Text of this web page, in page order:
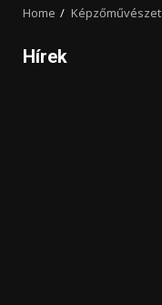
Home Képzőművészet
Hírek